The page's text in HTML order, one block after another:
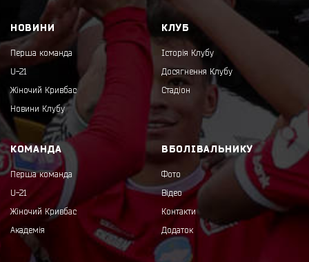
НОВИНИ
Перша команда
U-21
Жіночий Кривбас
Новини Клубу
КЛУБ
Історія Клубу
Досягнення Клубу
Стадіон
КОМАНДА
Перша команда
U-21
Жіночий Кривбас
Академія
ВБОЛІВАЛЬНИКУ
Фото
Відео
Контакти
Додаток